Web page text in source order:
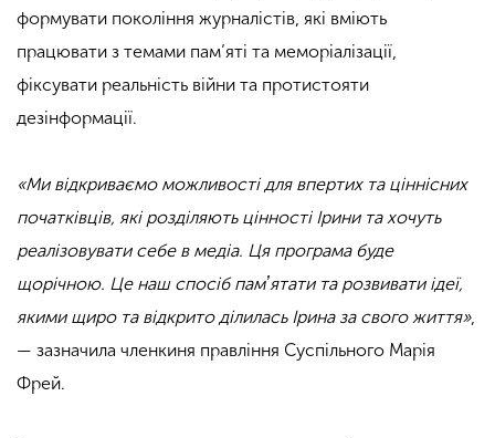
формувати покоління журналістів, які вміють
працювати з темами пам’яті та меморіалізації,
фіксувати реальність війни та протистояти
дезінформації.
«Ми відкриваємо можливості для впертих та ціннісних
початківців, які розділяють цінності Ірини та хочуть
реалізовувати себе в медіа. Ця програма буде
щорічною. Це наш спосіб памʼятати та розвивати ідеї,
якими щиро та відкрито ділилась Ірина за свого життя»,
— зазначила членкиня правління Суспільного Марія
Фрей.